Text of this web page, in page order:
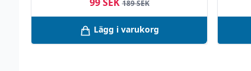
99 SEK 189 SEK
Lägg i varukorg